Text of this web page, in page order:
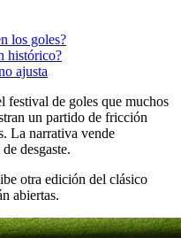
los goles?
histórico?
ajusta
de goles que muchos
un partido de fricción
La narrativa vende
desgaste.
otra edición del clásico
abiertas.